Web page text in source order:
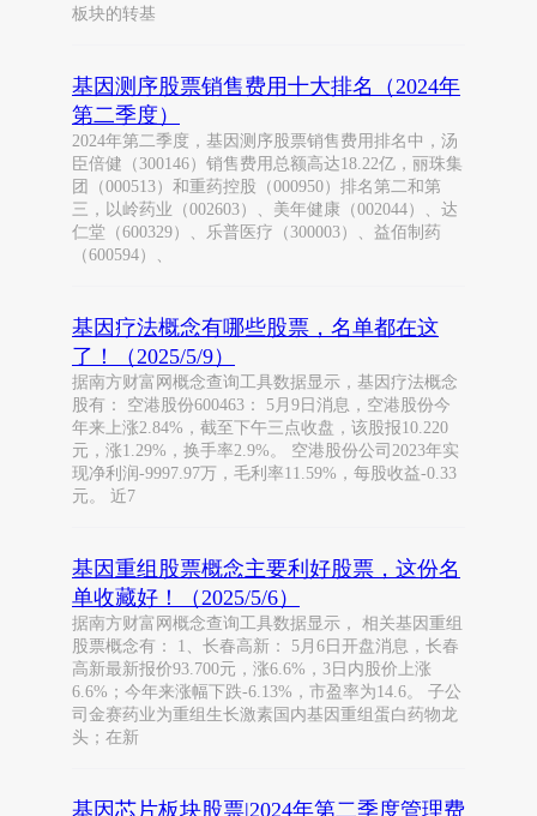
板块的转基
基因测序股票销售费用十大排名（2024年
第二季度）
2024年第二季度，基因测序股票销售费用排名中，汤
臣倍健（300146）销售费用总额高达18.22亿，丽珠集
团（000513）和重药控股（000950）排名第二和第
三，以岭药业（002603）、美年健康（002044）、达
仁堂（600329）、乐普医疗（300003）、益佰制药
（600594）、
基因疗法概念有哪些股票，名单都在这
了！（2025/5/9）
据南方财富网概念查询工具数据显示，基因疗法概念
股有： 空港股份600463： 5月9日消息，空港股份今
年来上涨2.84%，截至下午三点收盘，该股报10.220
元，涨1.29%，换手率2.9%。 空港股份公司2023年实
现净利润-9997.97万，毛利率11.59%，每股收益-0.33
元。 近7
基因重组股票概念主要利好股票，这份名
单收藏好！（2025/5/6）
据南方财富网概念查询工具数据显示， 相关基因重组
股票概念有： 1、长春高新： 5月6日开盘消息，长春
高新最新报价93.700元，涨6.6%，3日内股价上涨
6.6%；今年来涨幅下跌-6.13%，市盈率为14.6。 子公
司金赛药业为重组生长激素国内基因重组蛋白药物龙
头；在新
基因芯片板块股票|2024年第二季度管理费